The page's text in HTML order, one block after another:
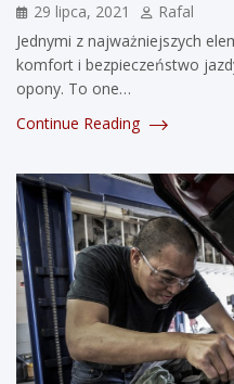
29 lipca, 2021
Rafal
Jednymi z najważniejszych
komfort i bezpieczeństwo
opony. To one…
Continue Reading